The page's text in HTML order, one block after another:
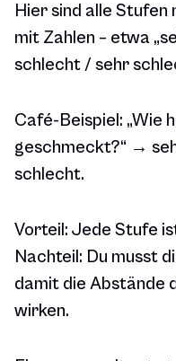
Hier sind alle
mit Zahlen – etwa
schlecht / sehr
Café-Beispiel: „Wie
geschmeckt?“ →
schlecht.
Vorteil: Jede Stufe
Nachteil: Du musst
damit die Abstände
wirken.